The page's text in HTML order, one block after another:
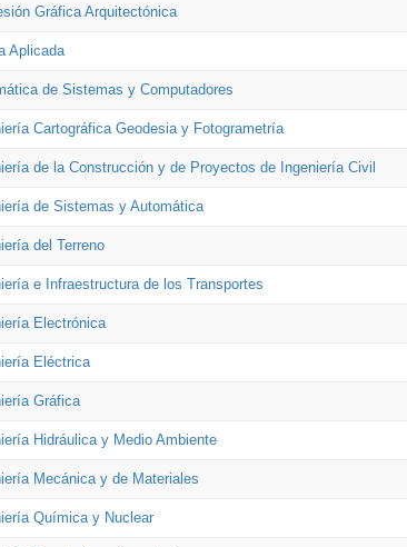
Gráfica Arquitectónica
Aplicada
de Sistemas y Computadores
Cartográfica Geodesia y Fotogrametría
de la Construcción y de Proyectos de Ingeniería Civil
de Sistemas y Automática
del Terreno
e Infraestructura de los Transportes
Electrónica
Eléctrica
Gráfica
Hidráulica y Medio Ambiente
Mecánica y de Materiales
Química y Nuclear